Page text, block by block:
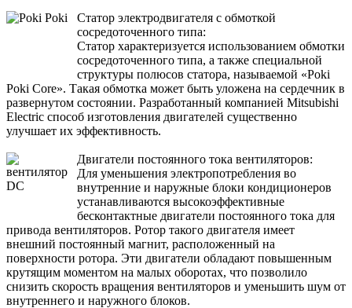
Статор электродвигателя с обмоткой
сосредоточенного типа:
Статор характеризуется использованием обмотки
сосредоточенного типа, а также специальной
структуры полюсов статора, называемой «Poki
Poki Core». Такая обмотка может быть уложена на сердечник в
развернутом состоянии. Разработанный компанией Mitsubishi
Electric способ изготовления двигателей существенно
улучшает их эффективность.
Двигатели постоянного тока вентиляторов:
Для уменьшения электропотребления во
внутренние и наружные блоки кондиционеров
устанавливаются высокоэффективные
бесконтактные двигатели постоянного тока для
привода вентиляторов. Ротор такого двигателя имеет
внешний постоянный магнит, расположенный на
поверхности ротора. Эти двигатели обладают повышенным
крутящим моментом на малых оборотах, что позволило
снизить скорость вращения вентиляторов и уменьшить шум от
внутреннего и наружного блоков.